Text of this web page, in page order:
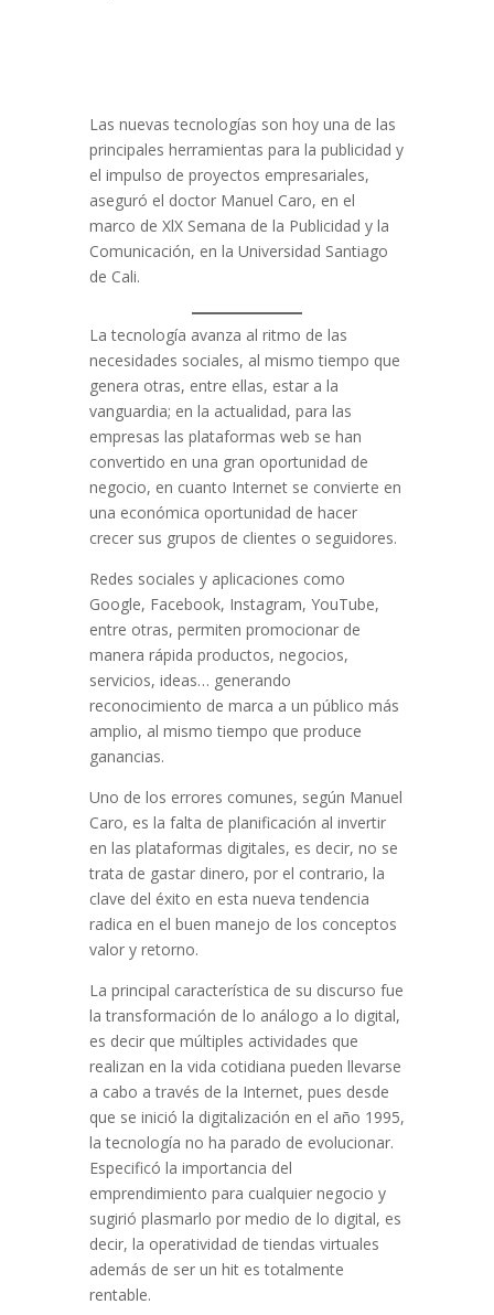
Las nuevas tecnologías son hoy una de las
principales herramientas para la publicidad y
el impulso de proyectos empresariales,
aseguró el doctor Manuel Caro, en el
marco de XlX Semana de la Publicidad y la
Comunicación, en la Universidad Santiago
de Cali.
La tecnología avanza al ritmo de las
necesidades sociales, al mismo tiempo que
genera otras, entre ellas, estar a la
vanguardia; en la actualidad, para las
empresas las plataformas web se han
convertido en una gran oportunidad de
negocio, en cuanto Internet se convierte en
una económica oportunidad de hacer
crecer sus grupos de clientes o seguidores.
Redes sociales y aplicaciones como
Google, Facebook, Instagram, YouTube,
entre otras, permiten promocionar de
manera rápida productos, negocios,
servicios, ideas… generando
reconocimiento de marca a un público más
amplio, al mismo tiempo que produce
ganancias.
Uno de los errores comunes, según Manuel
Caro, es la falta de planificación al invertir
en las plataformas digitales, es decir, no se
trata de gastar dinero, por el contrario, la
clave del éxito en esta nueva tendencia
radica en el buen manejo de los conceptos
valor y retorno.
La principal característica de su discurso fue
la transformación de lo análogo a lo digital,
es decir que múltiples actividades que
realizan en la vida cotidiana pueden llevarse
a cabo a través de la Internet, pues desde
que se inició la digitalización en el año 1995,
la tecnología no ha parado de evolucionar.
Especificó la importancia del
emprendimiento para cualquier negocio y
sugirió plasmarlo por medio de lo digital, es
decir, la operatividad de tiendas virtuales
además de ser un hit es totalmente
rentable.